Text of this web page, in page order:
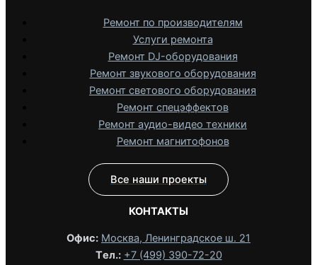
Ремонт по производителям
Услуги ремонта
Ремонт DJ-оборудования
Ремонт звукового оборудования
Ремонт светового оборудования
Ремонт спецэффектов
Ремонт аудио-видео техники
Ремонт магнитофонов
Все наши проекты
КОНТАКТЫ
Офис: Москва, Ленинградское ш. 21
Tел.: +7 (499) 390-72-20